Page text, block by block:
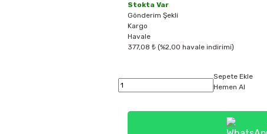
Stokta Var
Gönderim Şekli
Kargo
Havale
377,08 ₺ (%2,00 havale indirimi)
Sepete Ekle
Hemen Al